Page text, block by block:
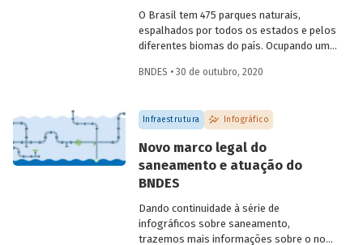
O Brasil tem 475 parques naturais,
espalhados por todos os estados e pelos
diferentes biomas do país. Ocupando uma
são unidades de conservação destinadas
de grande relevância ecológica e beleza
cênica. Preparamos um infográfico para
características dos parques brasileiros e
entender como eles podem contribuir
para conciliar preservação ambiental e
BNDES • 30 de outubro, 2020
Infraestrutura Infográfico
Novo marco legal do
saneamento e atuação do
BNDES
Dando continuidade à série de
infográficos sobre saneamento,
trazemos mais informações sobre o novo